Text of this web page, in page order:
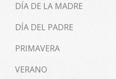
DÍA DE LA MADRE
DÍA DEL PADRE
PRIMAVERA
VERANO